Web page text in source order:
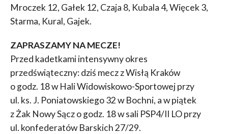
Mroczek 12, Gałek 12, Czaja 8, Kubala 4, Więcek 3,
Starma, Kural, Gajek.
ZAPRASZAMY NA MECZE!
Przed kadetkami intensywny okres
przedświąteczny: dziś mecz z Wisłą Kraków
o godz. 18 w Hali Widowiskowo-Sportowej przy
ul. ks. J. Poniatowskiego 32 w Bochni, a w piątek
z Żak Nowy Sącz o godz. 18 w sali PSP4/II LO przy
ul. konfederatów Barskich 27/29.